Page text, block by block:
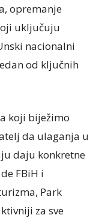
opremanje
uključuju
nacionalni
od ključnih
koji biježimo
da ulaganja u
daju konkretne
FBiH i
Park
za sve